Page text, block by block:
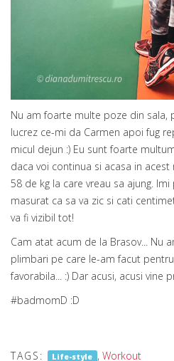
Nu am foarte multe poze din sala,
lucrez ce-mi da Carmen apoi fug
micul dejun :) Eu sunt foarte
daca voi continua si acasa in
58 de kg la care vreau sa ajung.
masurat ca sa va zic si cati
va fi vizibil tot!
Cam atat acum de la Brasov... Nu
plimbari pe care le-am facut
favorabila... :) Dar acusi, acusi vine
#badmomD :D
TAGS: Life-style , Workout